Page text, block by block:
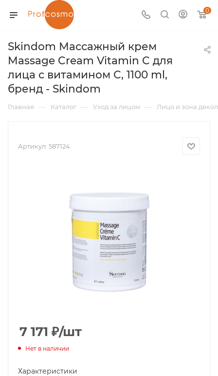
0
Skindom Массажный крем
Massage Cream Vitamin C для
лица с витамином С, 1100 ml,
бренд - Skindom
Главная — Каталог — Уход за лицом — Лицо и зона
Артикул: 587124
7 171 ₽/шт
Нет в наличии
Характеристики